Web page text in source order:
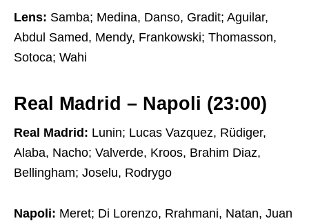
Lens: Samba; Medina, Danso, Gradit; Aguilar,
Abdul Samed, Mendy, Frankowski; Thomasson,
Sotoca; Wahi
Real Madrid – Napoli (23:00)
Real Madrid: Lunin; Lucas Vazquez, Rüdiger,
Alaba, Nacho; Valverde, Kroos, Brahim Diaz,
Bellingham; Joselu, Rodrygo
Napoli: Meret; Di Lorenzo, Rrahmani, Natan, Juan